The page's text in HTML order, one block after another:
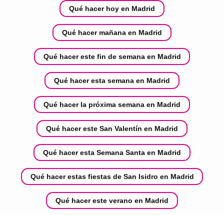
Qué hacer hoy en Madrid
Qué hacer mañana en Madrid
Qué hacer este fin de semana en Madrid
Qué hacer esta semana en Madrid
Qué hacer la próxima semana en Madrid
Qué hacer este San Valentín en Madrid
Qué hacer esta Semana Santa en Madrid
Qué hacer estas fiestas de San Isidro en Madrid
Qué hacer este verano en Madrid